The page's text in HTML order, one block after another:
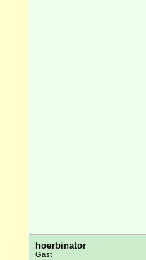
hoerbinator
Gast